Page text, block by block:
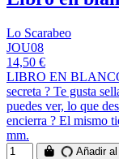
Lo Scarabeo
JOU08
14,50 €
LIBRO EN
secreta ? Te gusta
puedes ver, lo que
encierra ? El mismo
mm.
Añadir